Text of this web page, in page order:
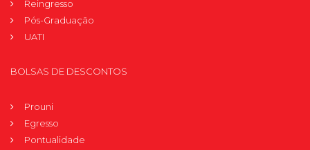
Reingresso
Pós-Graduação
UATI
BOLSAS DE DESCONTOS
Prouni
Egresso
Pontualidade